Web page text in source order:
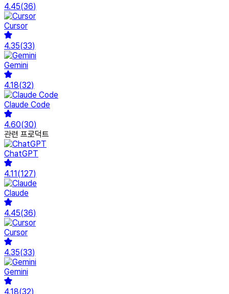
4.45(36)
Cursor
4.35(33)
Gemini
4.18(32)
Claude Code
4.60(30)
관련 프로덕트
ChatGPT
4.11(127)
Claude
4.45(36)
Cursor
4.35(33)
Gemini
4.18(32)